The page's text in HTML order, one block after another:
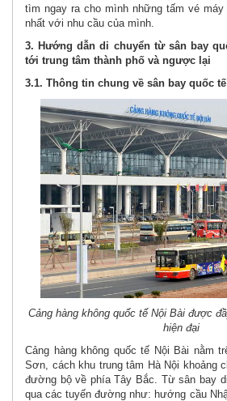
tìm ngay ra cho mình những tấm vé
nhất với nhu cầu của mình.
3. Hướng dẫn di chuyển từ sân bay
tới trung tâm thành phố và ngược lại
3.1. Thông tin chung về sân bay quốc
Cảng hàng không quốc tế Nội Bài được
hiện đại
Cảng hàng không quốc tế Nội Bài nằm
Sơn, cách khu trung tâm Hà Nội khoảng
đường bộ về phía Tây Bắc. Từ sân bay
qua các tuyến đường như: hướng cầu